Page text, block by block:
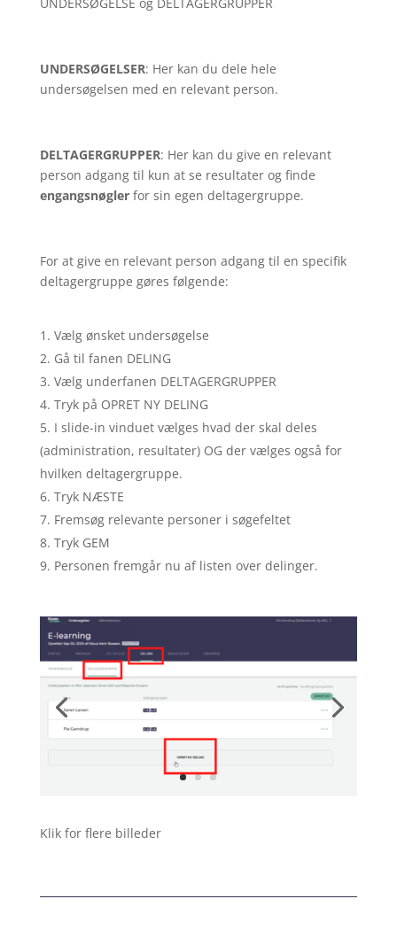
UNDERSØGELSER: Her kan du dele hele
undersøgelsen med en relevant person.
DELTAGERGRUPPER: Her kan du give en relevant
person adgang til kun at se resultater og finde
engangsnøgler for sin egen deltagergruppe.
For at give en relevant person adgang til en specifik
deltagergruppe gøres følgende:
Vælg ønsket undersøgelse
Gå til fanen DELING
Vælg underfanen DELTAGERGRUPPER
Tryk på OPRET NY DELING
I slide-in vinduet vælges hvad der skal deles
(administration, resultater) OG der vælges også for
hvilken deltagergruppe.
Tryk NÆSTE
Fremsøg relevante personer i søgefeltet
Tryk GEM
Personen fremgår nu af listen over delinger.
Klik for flere billeder